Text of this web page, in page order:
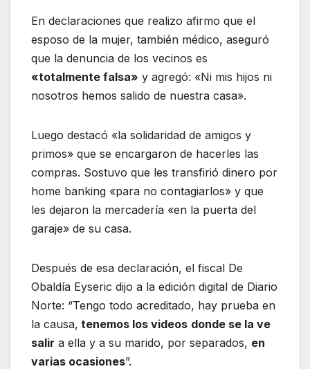
En declaraciones que realizo afirmo que el
esposo de la mujer, también médico, aseguró
que la denuncia de los vecinos es
«totalmente falsa» y agregó: «Ni mis hijos ni
nosotros hemos salido de nuestra casa».
Luego destacó «la solidaridad de amigos y
primos» que se encargaron de hacerles las
compras. Sostuvo que les transfirió dinero por
home banking «para no contagiarlos» y que
les dejaron la mercadería «en la puerta del
garaje» de su casa.
Después de esa declaración, el fiscal De
Obaldía Eyseric dijo a la edición digital de Diario
Norte: “Tengo todo acreditado, hay prueba en
la causa, tenemos los videos donde se la ve
salir a ella y a su marido, por separados, en
varias ocasiones”.